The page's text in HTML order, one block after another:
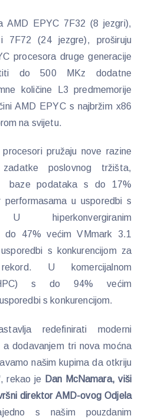
AMD EPYC 7F32 (8 jezgri),
7F72 (24 jezgre), proširuju
procesora druge generacije
do 500 MKz dodatne
količine L3 predmemorije
AMD EPYC s najbržim x86
na svijetu.
pružaju nove razine
poslovnog tržišta,
baze podataka s do 17%
performasama u usporedbi s
U hiperkonvergiranim
do 47% većim VMmark 3.1
s konkurencijom za
U komercijalnom
(HPC) s do 94% većim
s konkurencijom.
redefinirati moderni
dodavanjem tri nova moćna
našim kupima da otkriju
rekao je Dan McNamara, viši
direktor AMD-ovog Odjela
s našim pouzdanim